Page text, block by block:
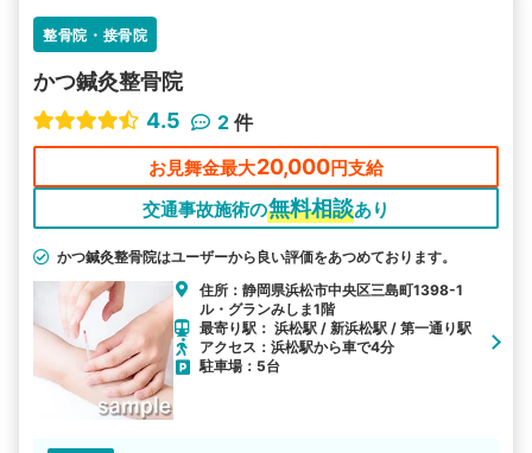
整骨院・接骨院
かつ鍼灸整骨院
4.5
2 件
お見舞金最大20,000円支給
交通事故施術の無料相談あり
かつ鍼灸整骨院はユーザーから良い評価をあつめております。
住所：静岡県浜松市中央区三島町1398-1
ル・グランみしま1階
最寄り駅： 浜松駅 / 新浜松駅 / 第一通り駅
アクセス：浜松駅から車で4分
駐車場：5台